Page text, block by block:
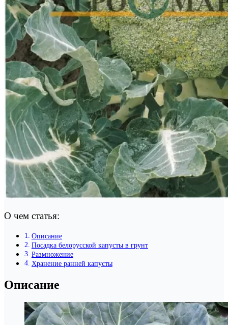
О чем статья:
Описание
Посадка белорусской капусты в грунт
Размножение
Хранение ранней капусты
Описание